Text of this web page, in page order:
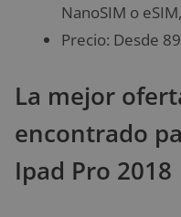
NanoSIM o
Precio: Desde
La mejor
encontrado
Ipad Pro 2018